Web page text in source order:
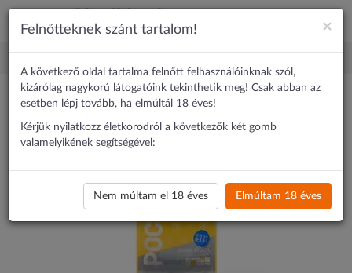
×
Felnőtteknek szánt tartalom!
A következő oldal tartalma felnőtt felhasználóinknak szól,
kizárólag nagykorú látogatóink tekinthetik meg! Csak abban az
esetben lépj tovább, ha elmúltál 18 éves!
Kérjük nyilatkozz életkorodról a következők két gomb
valamelyikének segítségével:
Nem múltam el 18 éves Elmúltam 18 éves